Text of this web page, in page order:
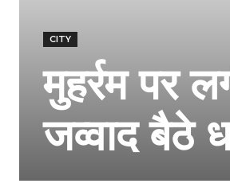
CITY
मुहर्रम पर
जव्वाद बैठे